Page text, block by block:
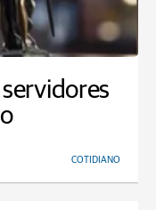
COTIDIANO